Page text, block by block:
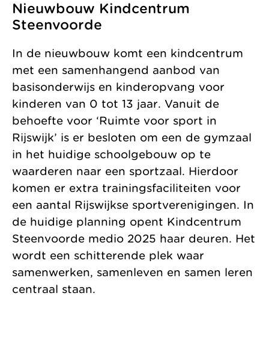
Nieuwbouw Kindcentrum
Steenvoorde
In de nieuwbouw komt een kindcentrum
met een samenhangend aanbod van
basisonderwijs en kinderopvang voor
kinderen van 0 tot 13 jaar. Vanuit de
behoefte voor ‘Ruimte voor sport in
Rijswijk’ is er besloten om een de gymzaal
in het huidige schoolgebouw op te
waarderen naar een sportzaal. Hierdoor
komen er extra trainingsfaciliteiten voor
een aantal Rijswijkse sportverenigingen. In
de huidige planning opent Kindcentrum
Steenvoorde medio 2025 haar deuren. Het
wordt een schitterende plek waar
samenwerken, samenleven en samen leren
centraal staan.